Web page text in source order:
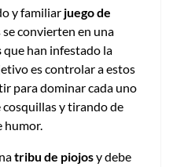
y familiar juego de
convierten en una
que han infestado la
es controlar a estos
para dominar cada uno
cosquillas y tirando de
humor.
tribu de piojosy debe